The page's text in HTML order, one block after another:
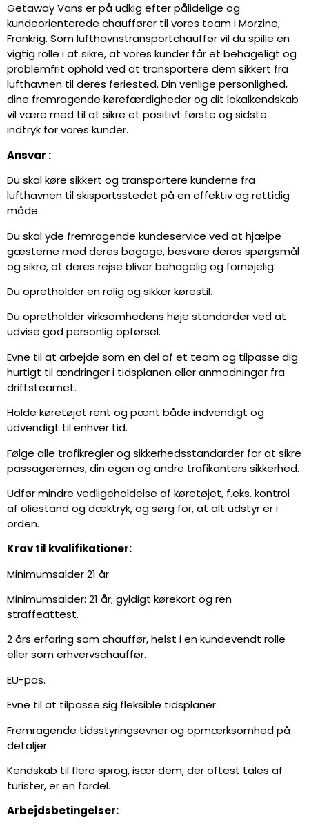
Getaway Vans er på udkig efter pålidelige og
kundeorienterede chauffører til vores team i Morzine,
Frankrig. Som lufthavnstransportchauffør vil du spille en
vigtig rolle i at sikre, at vores kunder får et behageligt og
problemfrit ophold ved at transportere dem sikkert fra
lufthavnen til deres feriested. Din venlige personlighed,
dine fremragende kørefærdigheder og dit lokalkendskab
vil være med til at sikre et positivt første og sidste
indtryk for vores kunder.
Ansvar :
Du skal køre sikkert og transportere kunderne fra
lufthavnen til skisportsstedet på en effektiv og rettidig
måde.
Du skal yde fremragende kundeservice ved at hjælpe
gæsterne med deres bagage, besvare deres spørgsmål
og sikre, at deres rejse bliver behagelig og fornøjelig.
Du opretholder en rolig og sikker kørestil.
Du opretholder virksomhedens høje standarder ved at
udvise god personlig opførsel.
Evne til at arbejde som en del af et team og tilpasse dig
hurtigt til ændringer i tidsplanen eller anmodninger fra
driftsteamet.
Holde køretøjet rent og pænt både indvendigt og
udvendigt til enhver tid.
Følge alle trafikregler og sikkerhedsstandarder for at sikre
passagerernes, din egen og andre trafikanters sikkerhed.
Udfør mindre vedligeholdelse af køretøjet, f.eks. kontrol
af oliestand og dæktryk, og sørg for, at alt udstyr er i
orden.
Krav til kvalifikationer:
Minimumsalder 21 år
Minimumsalder: 21 år; gyldigt kørekort og ren
straffeattest.
2 års erfaring som chauffør, helst i en kundevendt rolle
eller som erhvervschauffør.
EU-pas.
Evne til at tilpasse sig fleksible tidsplaner.
Fremragende tidsstyringsevner og opmærksomhed på
detaljer.
Kendskab til flere sprog, især dem, der oftest tales af
turister, er en fordel.
Arbejdsbetingelser: